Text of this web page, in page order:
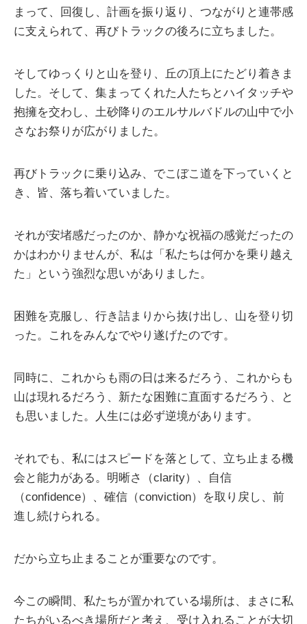
まって、回復し、計画を振り返り、つながりと連帯感
に支えられて、再びトラックの後ろに立ちました。
そしてゆっくりと山を登り、丘の頂上にたどり着きま
した。そして、集まってくれた人たちとハイタッチや
抱擁を交わし、土砂降りのエルサルバドルの山中で小
さなお祭りが広がりました。
再びトラックに乗り込み、でこぼこ道を下っていくと
き、皆、落ち着いていました。
それが安堵感だったのか、静かな祝福の感覚だったの
かはわかりませんが、私は「私たちは何かを乗り越え
た」という強烈な思いがありました。
困難を克服し、行き詰まりから抜け出し、山を登り切
った。これをみんなでやり遂げたのです。
同時に、これからも雨の日は来るだろう、これからも
山は現れるだろう、新たな困難に直面するだろう、と
も思いました。人生には必ず逆境があります。
それでも、私にはスピードを落として、立ち止まる機
会と能力がある。明晰さ（clarity）、自信
（confidence）、確信（conviction）を取り戻し、前
進し続けられる。
だから立ち止まることが重要なのです。
今この瞬間、私たちが置かれている場所は、まさに私
たちがいるべき場所だと考え、受け入れることが大切